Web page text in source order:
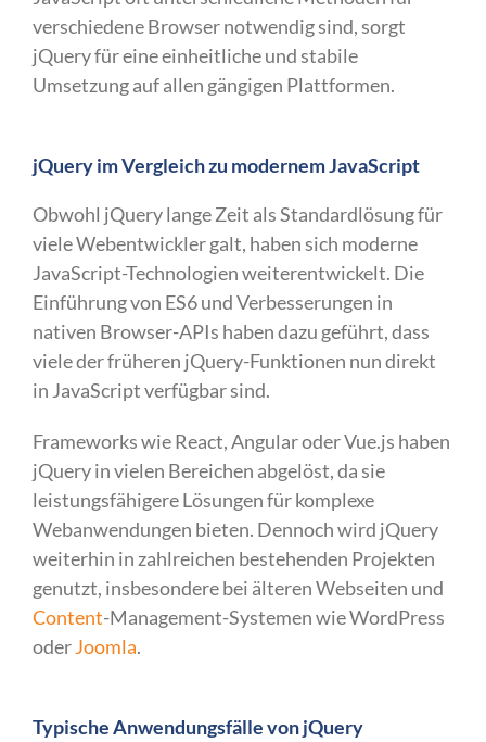
verschiedene Browser notwendig sind, sorgt
jQuery für eine einheitliche und stabile
Umsetzung auf allen gängigen Plattformen.
jQuery im Vergleich zu modernem JavaScript
Obwohl jQuery lange Zeit als Standardlösung für
viele Webentwickler galt, haben sich moderne
JavaScript-Technologien weiterentwickelt. Die
Einführung von ES6 und Verbesserungen in
nativen Browser-APIs haben dazu geführt, dass
viele der früheren jQuery-Funktionen nun direkt
in JavaScript verfügbar sind.
Frameworks wie React, Angular oder Vue.js haben
jQuery in vielen Bereichen abgelöst, da sie
leistungsfähigere Lösungen für komplexe
Webanwendungen bieten. Dennoch wird jQuery
weiterhin in zahlreichen bestehenden Projekten
genutzt, insbesondere bei älteren Webseiten und
Content-Management-Systemen wie WordPress
oderJoomla.
Typische Anwendungsfälle von jQuery